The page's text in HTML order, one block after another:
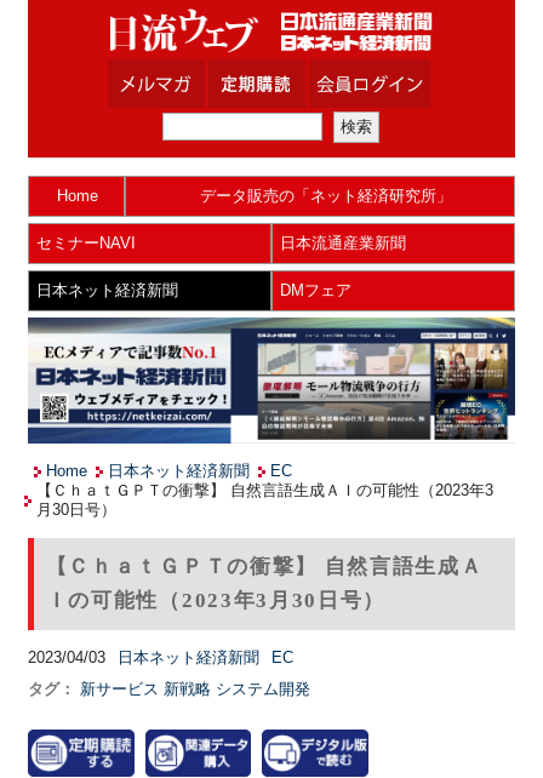
Home データ販売の「ネット経済研究所」
セミナーNAVI 日本流通産業新聞
日本ネット経済新聞 DMフェア
Home 日本ネット経済新聞
EC
【ＣｈａｔＧＰＴの衝撃】 自然言語生成ＡＩの可能性（2023年3
月30日号）
【ＣｈａｔＧＰＴの衝撃】 自然言語生成Ａ
Ｉの可能性（2023年3月30日号）
2023/04/03 日本ネット経済新聞
EC
タグ：
新サービス 新戦略 システム開発